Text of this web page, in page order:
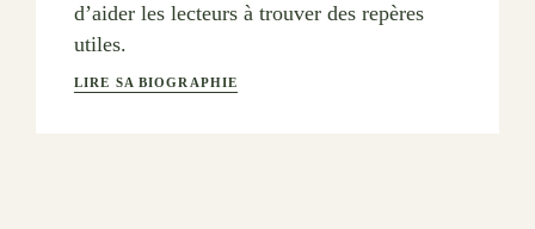
d’aider les lecteurs à trouver des repères
utiles.
LIRE SA BIOGRAPHIE